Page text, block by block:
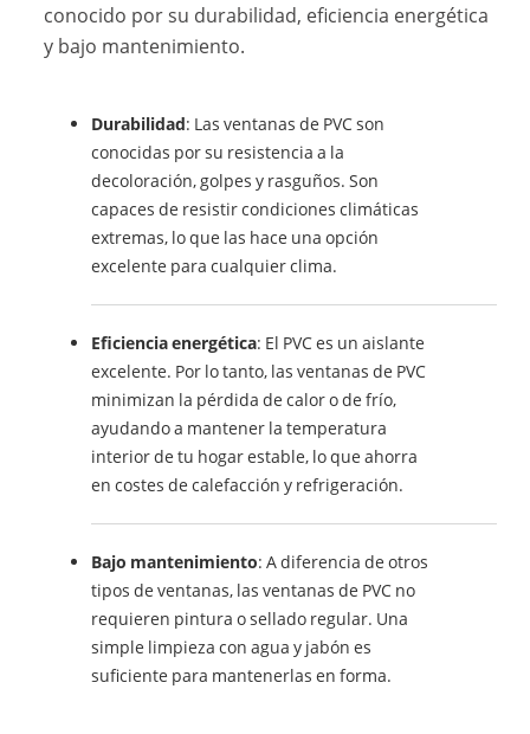
conocido por su durabilidad, eficiencia energética
y bajo mantenimiento.
Durabilidad: Las ventanas de PVC son
conocidas por su resistencia a la
decoloración, golpes y rasguños. Son
capaces de resistir condiciones climáticas
extremas, lo que las hace una opción
excelente para cualquier clima.
Eficiencia energética: El PVC es un aislante
excelente. Por lo tanto, las ventanas de PVC
minimizan la pérdida de calor o de frío,
ayudando a mantener la temperatura
interior de tu hogar estable, lo que ahorra
en costes de calefacción y refrigeración.
Bajo mantenimiento: A diferencia de otros
tipos de ventanas, las ventanas de PVC no
requieren pintura o sellado regular. Una
simple limpieza con agua y jabón es
suficiente para mantenerlas en forma.